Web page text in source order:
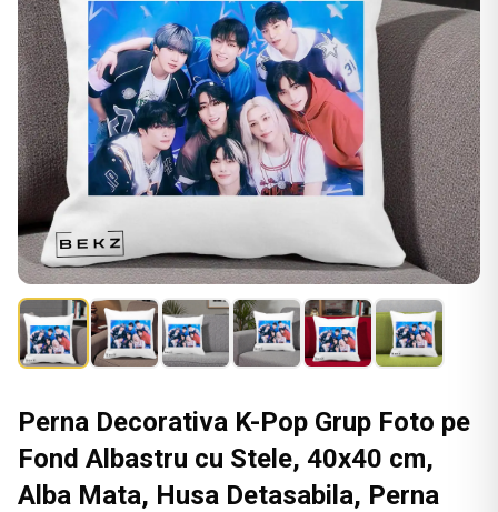
Perna Decorativa K-Pop Grup Foto pe
Fond Albastru cu Stele, 40x40 cm,
Alba Mata, Husa Detasabila, Perna